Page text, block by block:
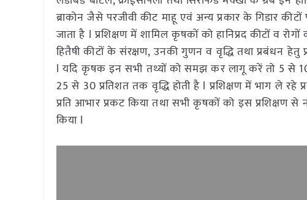
ब्राकोन जैसे परजीवी कीट माहू एवं अन्य प्रकार के गिडार
जाता है l प्रशिक्षण में शामिल कृषकों को हानिप्रद कीटों व
हितैषी कीटों के संरक्षण, उनकी गुणन व वृद्धि तथा प्रबंधन हेतु
l यदि कृषक इन सभी तथ्यों को समझ कर लागू करें तो 5 से
25 से 30 प्रतिशत तक वृद्धि होती है l प्रशिक्षण में भाग ले रहे
प्रति आभार प्रकट किया तथा सभी कृषकों को इस प्रशिक्षण से
किया l